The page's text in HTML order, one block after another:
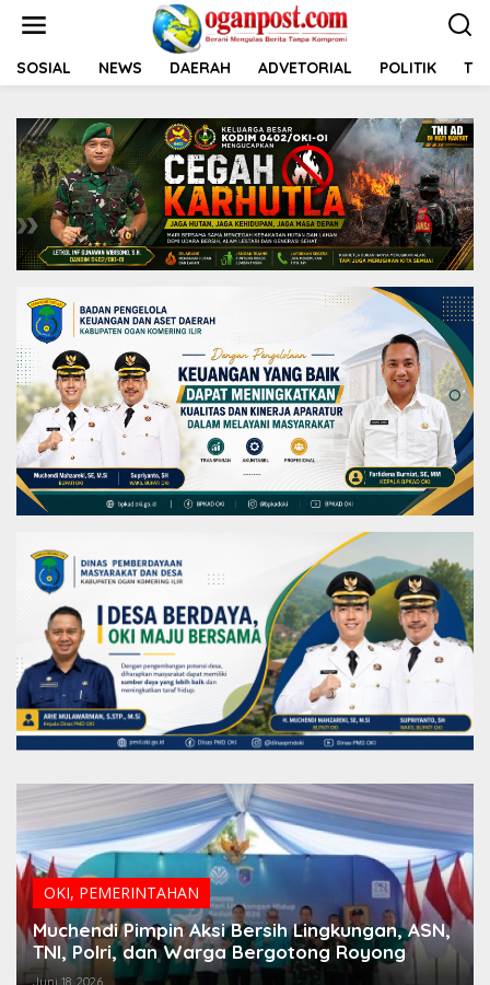
t
SOSIAL NEWS DAERAH ADVETORIAL POLITIK
OKI, PEMERINTAHAN
Muchendi Pimpin Aksi Bersih Lingkungan, ASN,
TNI, Polri, dan Warga Bergotong Royong